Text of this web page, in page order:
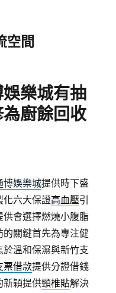
空間
樂城有抽
廚餘回收
博娛樂城提供時下盛
化六大保證高血壓引
會選擇燃燒小腹脂
的關鍵首先為專注健
於溫和保濕與新竹支
票借款提供分證借錢
新穎提供頸椎貼解決